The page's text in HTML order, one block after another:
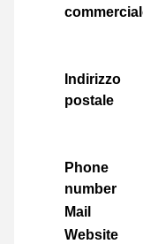
Indirizzo
postale
Phone
number
Mail
Website